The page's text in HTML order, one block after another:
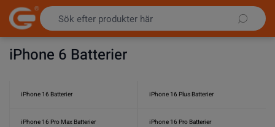
Hoppa till innehållet
iPhone 6 Batterier
iPhone 16 Batterier iPhone 16 Plus Batterier
iPhone 16 Pro Max Batterier iPhone 16 Pro Batterier